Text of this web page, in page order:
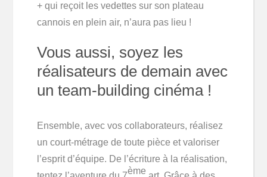
+ qui reçoit les vedettes sur son plateau
cannois en plein air, n’aura pas lieu !
Vous aussi, soyez les
réalisateurs de demain avec
un team-building cinéma !
Ensemble, avec vos collaborateurs, réalisez
un court-métrage de toute pièce et valoriser
l’esprit d’équipe. De l’écriture à la réalisation,
ème